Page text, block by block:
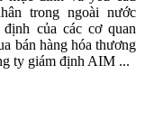
trong ngoài nước
của các cơ quan
bán hàng hóa thương
ty giám định AIM ...